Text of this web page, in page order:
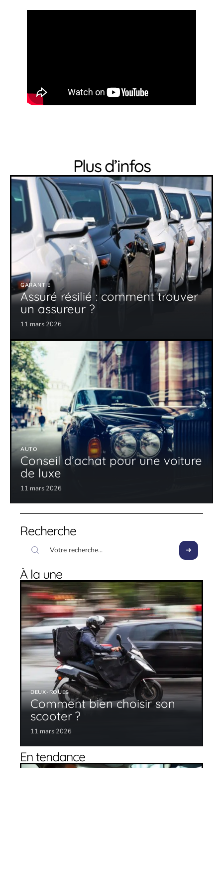
Plus d’infos
GARANTIE
Assuré résilié : comment trouver
un assureur ?
11 mars 2026
AUTO
Conseil d’achat pour une voiture
de luxe
11 mars 2026
Recherche
À la une
DEUX-ROUES
Comment bien choisir son
scooter ?
11 mars 2026
En tendance